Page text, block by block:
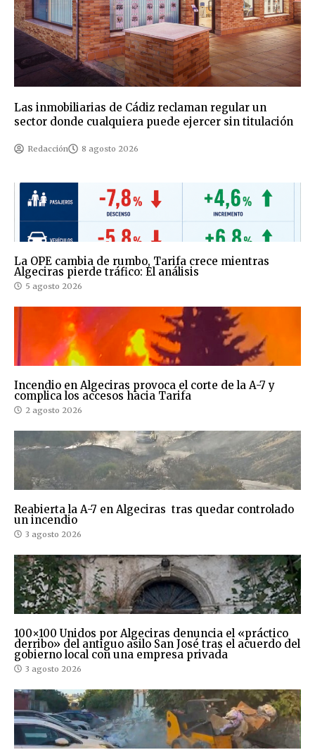
Las inmobiliarias de Cádiz reclaman regular un
sector donde cualquiera puede ejercer sin titulación
Redacción 8 agosto 2026
La OPE cambia de rumbo, Tarifa crece mientras
Algeciras pierde tráfico: El análisis
5 agosto 2026
Incendio en Algeciras provoca el corte de la A-7 y
complica los accesos hacia Tarifa
2 agosto 2026
Reabierta la A-7 en Algeciras tras quedar controlado
un incendio
3 agosto 2026
100×100 Unidos por Algeciras denuncia el «práctico
derribo» del antiguo asilo San José tras el acuerdo del
gobierno local con una empresa privada
3 agosto 2026